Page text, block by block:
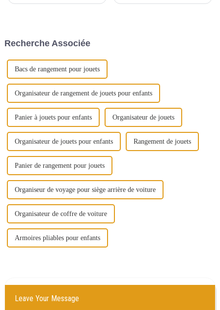
séchage dans le sèche-linge.
Recherche Associée
Bacs de rangement pour jouets
Organisateur de rangement de jouets pour enfants
Panier à jouets pour enfants Organisateur de jouets
Organisateur de jouets pour enfants Rangement de jouets
Panier de rangement pour jouets
Organiseur de voyage pour siège arrière de voiture
Organisateur de coffre de voiture
Armoires pliables pour enfants
Leave Your Message